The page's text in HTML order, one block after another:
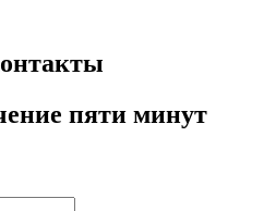
пяти минут